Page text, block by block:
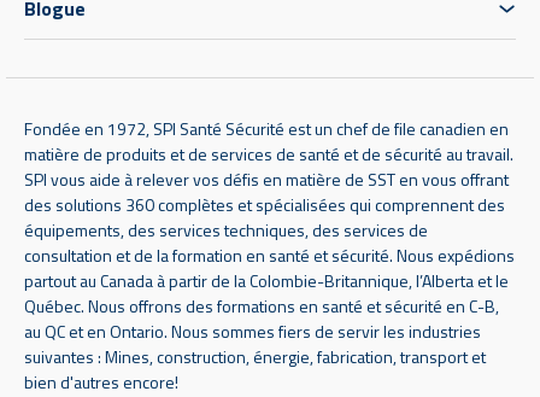
Blogue
Fondée en 1972, SPI Santé Sécurité est un chef de file canadien en
matière de produits et de services de santé et de sécurité au travail.
SPI vous aide à relever vos défis en matière de SST en vous offrant
des solutions 360 complètes et spécialisées qui comprennent des
équipements, des services techniques, des services de
consultation et de la formation en santé et sécurité. Nous expédions
partout au Canada à partir de la Colombie-Britannique, l’Alberta et le
Québec. Nous offrons des formations en santé et sécurité en C-B,
au QC et en Ontario. Nous sommes fiers de servir les industries
suivantes : Mines, construction, énergie, fabrication, transport et
bien d'autres encore!